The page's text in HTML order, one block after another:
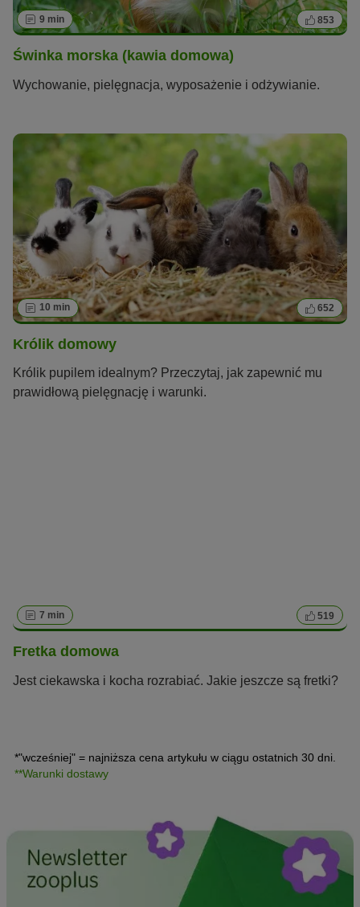
9 min 853
Świnka morska (kawia domowa)
Wychowanie, pielęgnacja, wyposażenie i odżywianie.
10 min 652
Królik domowy
Królik pupilem idealnym? Przeczytaj, jak zapewnić mu
prawidłową pielęgnację i warunki.
7 min 519
Fretka domowa
Jest ciekawska i kocha rozrabiać. Jakie jeszcze są fretki?
*"wcześniej" = najniższa cena artykułu w ciągu ostatnich 30 dni.
**Warunki dostawy